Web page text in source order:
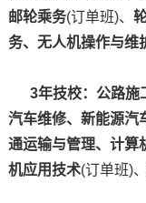
邮轮乘务(订单班)、
务、无人机操作与维
3年技校： 公路施
汽车维修、 新能源汽
通运输与管理、 计算
机应用技术(订单班)、